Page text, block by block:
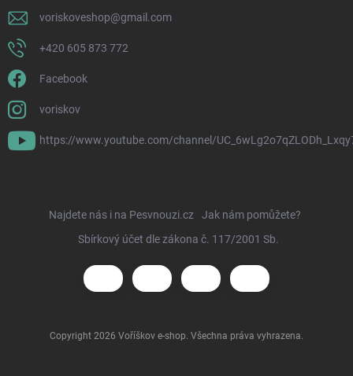
voriskoveshop@gmail.com
+420 605 873 772
Facebook
voriskov
https://www.youtube.com/channel/
Najdete nás i na Pesvnouzi.cz
Jak nám pomůžete?
Sbírkový účet dle zákona č. 117/2001 Sb.
Copyright 2026 Voříškov e-shop. Všechna práva vyhrazena.